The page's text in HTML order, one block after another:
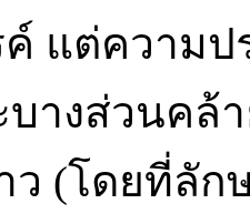
ค์ แต่ความ
างส่วนคล้
ว (โดยที่ลั